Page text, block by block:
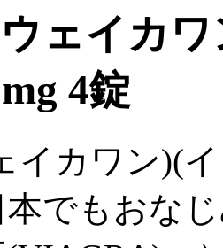
ェイカ
4錠
イカワン)(
でもおな